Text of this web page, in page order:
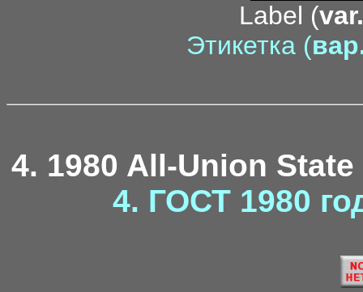
Label (
Этикетка (
4. 1980 All-Union
4. ГОСТ 1980